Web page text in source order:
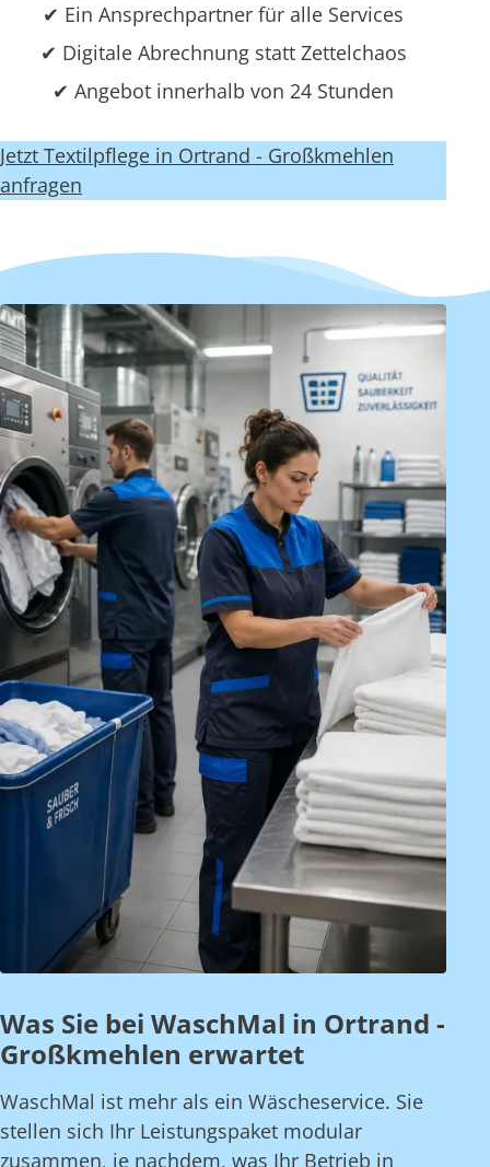
✔ Ein Ansprechpartner für alle Services
✔ Digitale Abrechnung statt Zettelchaos
✔ Angebot innerhalb von 24 Stunden
Jetzt Textilpflege in Ortrand - Großkmehlen
anfragen
Was Sie bei WaschMal in Ortrand -
Großkmehlen erwartet
WaschMal ist mehr als ein Wäscheservice. Sie
stellen sich Ihr Leistungspaket modular
zusammen, je nachdem, was Ihr Betrieb in